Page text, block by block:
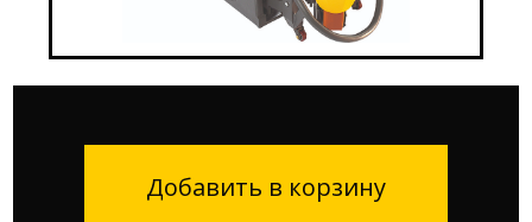
Добавить в корзину